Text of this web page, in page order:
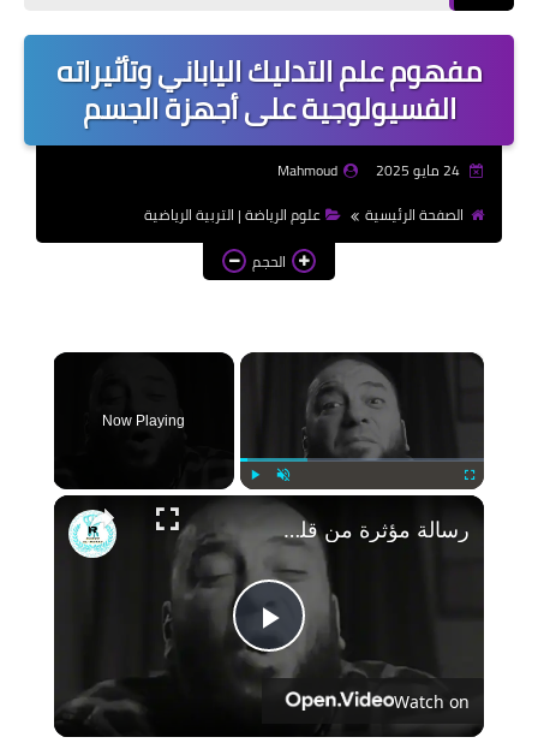
Radio
موضوعات تعبير | Essay
Topics
الذكاء الاصطناعي | Artificial
Intelligence
مفهوم علم التدليك الياباني وتأثيراته
الفسيولوجية على أجهزة الجسم
24 مايو 2025
Mahmoud
الصفحة الرئيسية
علوم الرياضة | التربية الرياضية
الحجم
×
Fullscreen
Now Playing
Play
رسالة مؤثرة من قلب حازم شومان لكل فتاة غير محجبة
Watch on